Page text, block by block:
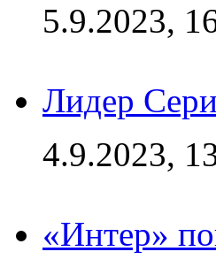
5.9.2023,
Лидер
4.9.2023,
«Интер»